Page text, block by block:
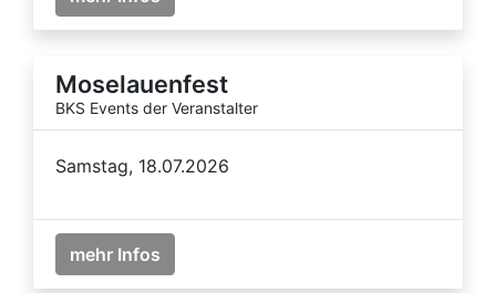
Moselauenfest
BKS Events der Veranstalter
Samstag, 18.07.2026
mehr Infos